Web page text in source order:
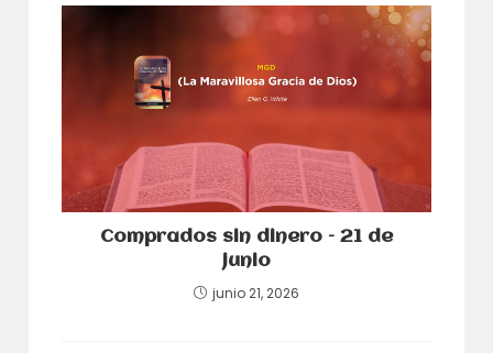
Comprados sin dinero – 21 de
junio
junio 21, 2026